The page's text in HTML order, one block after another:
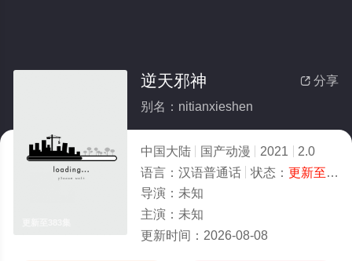
 分享
逆天邪神
别名：nitianxieshen
中国大陆 国产动漫 2021
2.0
语言： 汉语普通话 状态： 更新至383集
导演： 未知
主演： 未知
更新时间： 2026-08-08